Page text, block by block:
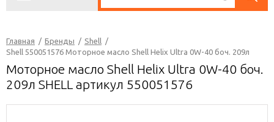
Главная / Бренды / Shell /
Shell 550051576 Моторное масло Shell Helix Ultra 0W-40 боч. 209л
Моторное масло Shell Helix Ultra 0W-40 боч.
209л SHELL артикул 550051576